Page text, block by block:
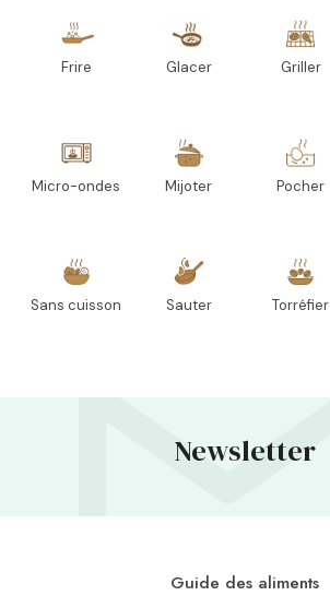
Frire Glacer Griller
Micro-ondes Mijoter Pocher
Sans cuisson Sauter Torréfier
Newsletter
Guide des aliments